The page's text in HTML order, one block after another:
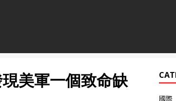
美軍一個致命缺
國際